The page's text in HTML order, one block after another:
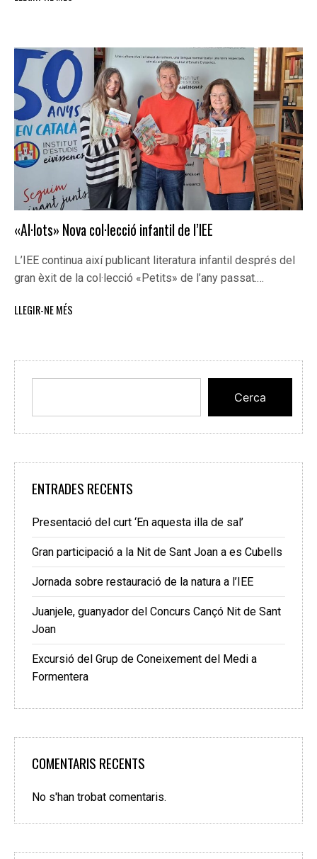
«Al·lots» Nova col·lecció infantil de l’IEE
L’IEE continua així publicant literatura infantil després del
gran èxit de la col·lecció «Petits» de l’any passat.…
LLEGIR-NE MÉS
Cerca
ENTRADES RECENTS
Presentació del curt ‘En aquesta illa de sal’
Gran participació a la Nit de Sant Joan a es Cubells
Jornada sobre restauració de la natura a l’IEE
Juanjele, guanyador del Concurs Cançó Nit de Sant
Joan
Excursió del Grup de Coneixement del Medi a
Formentera
COMENTARIS RECENTS
No s'han trobat comentaris.